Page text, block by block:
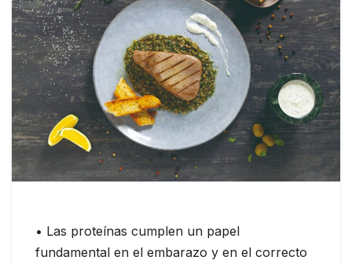
• Las proteínas cumplen un papel
fundamental en el embarazo y en el correcto